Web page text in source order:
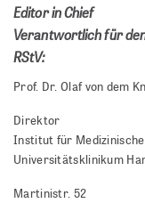
Editor in Chief
Verantwortlich für
RStV:
Prof. Dr. Olaf von dem
Direktor
Institut für
Universitätsklinikum
Martinistr. 52